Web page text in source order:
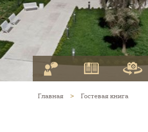
Главная > Гостевая книга